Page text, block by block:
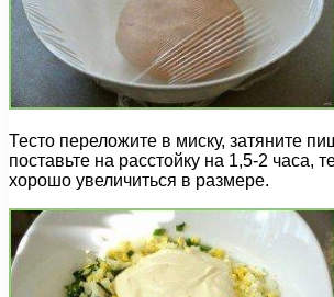
Тесто переложите в миску, затяните
поставьте на расстойку на 1,5-2 часа,
хорошо увеличиться в размере.